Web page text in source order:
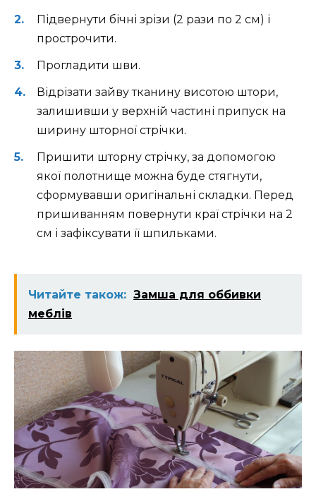
Підвернути бічні зрізи (2 рази по 2 см) і
прострочити.
Прогладити шви.
Відрізати зайву тканину висотою штори,
залишивши у верхній частині припуск на
ширину шторної стрічки.
Пришити шторну стрічку, за допомогою
якої полотнище можна буде стягнути,
сформувавши оригінальні складки. Перед
пришиванням повернути краї стрічки на 2
см і зафіксувати її шпильками.
Читайте також: Замша для оббивки
меблів